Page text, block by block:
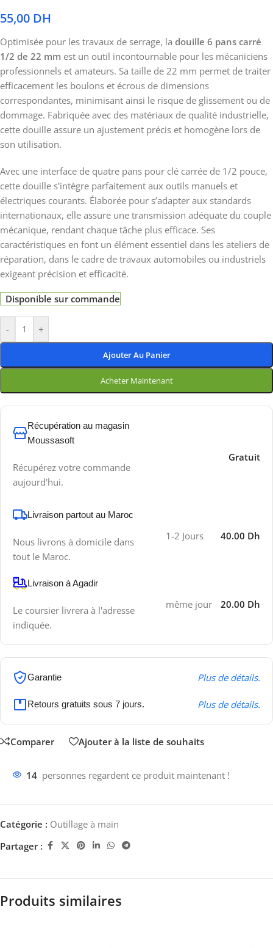
55,00 DH
Optimisée pour les travaux de serrage, la douille 6 pans carré
1/2 de 22 mm est un outil incontournable pour les mécaniciens
professionnels et amateurs. Sa taille de 22 mm permet de traiter
efficacement les boulons et écrous de dimensions
correspondantes, minimisant ainsi le risque de glissement ou de
dommage. Fabriquée avec des matériaux de qualité industrielle,
cette douille assure un ajustement précis et homogène lors de
son utilisation.
Avec une interface de quatre pans pour clé carrée de 1/2 pouce,
cette douille s’intègre parfaitement aux outils manuels et
électriques courants. Élaborée pour s’adapter aux standards
internationaux, elle assure une transmission adéquate du couple
mécanique, rendant chaque tâche plus efficace. Ses
caractéristiques en font un élément essentiel dans les ateliers de
réparation, dans le cadre de travaux automobiles ou industriels
exigeant précision et efficacité.
Disponible sur commande
- +
Ajouter Au Panier
Acheter Maintenant
Récupération au magasin
Moussasoft
Récupérez votre commande
aujourd'hui.
Gratuit
Livraison partout au Maroc
Nous livrons à domicile dans
tout le Maroc.
1-2 Jours 40.00 Dh
Livraison à Agadir
Le coursier livrera à l'adresse
indiquée.
même jour 20.00 Dh
Garantie Plus de détails.
Retours gratuits sous 7 jours. Plus de détails.
Comparer Ajouter à la liste de souhaits
14 personnes regardent ce produit maintenant !
Catégorie : Outillage à main
Partager :
Produits similaires